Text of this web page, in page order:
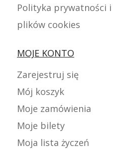
Polityka prywatności i
plików cookies
MOJE KONTO
Zarejestruj się
Mój koszyk
Moje zamówienia
Moje bilety
Moja lista życzeń